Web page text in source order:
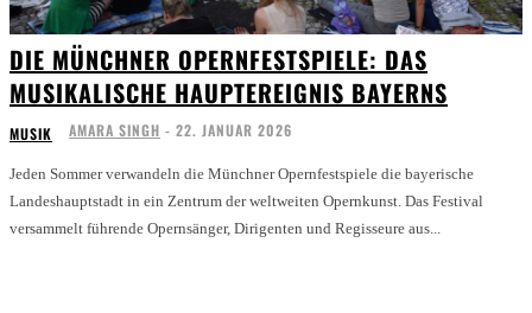
DIE MÜNCHNER OPERNFESTSPIELE: DAS
MUSIKALISCHE HAUPTEREIGNIS BAYERNS
MUSIK AMARA SINGH - 22. JANUAR 2026
Jeden Sommer verwandeln die Münchner Opernfestspiele die bayerische
Landeshauptstadt in ein Zentrum der weltweiten Opernkunst. Das Festival
versammelt führende Opernsänger, Dirigenten und Regisseure aus...